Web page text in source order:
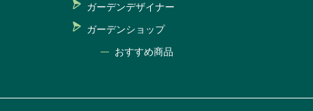
ガーデンデザイナー
ガーデンショップ
おすすめ商品